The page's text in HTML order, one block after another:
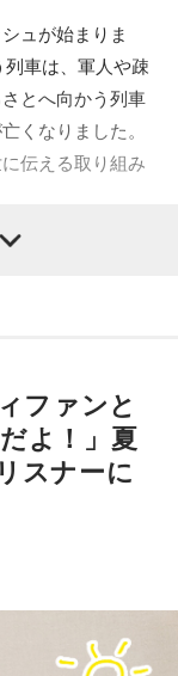
ュが始まりま
車は、軍人や疎
とへ向かう列車
くなりました。
伝える取り組み
の像がある高尾
に山深くなり、
きます。その最
ル」といいま
れた日曜日で
旧工事が行わ
ファンと
よ！」夏
スナーに